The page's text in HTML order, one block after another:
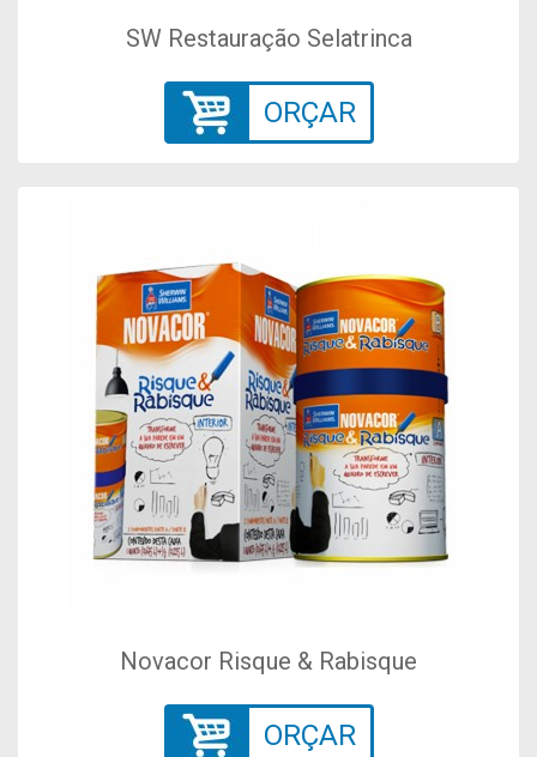
SW Restauração Selatrinca
ORÇAR
Novacor Risque & Rabisque
ORÇAR